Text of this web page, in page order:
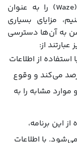
از دلایلی که باعث شده مسیریاب ویز (Waze) را به عنوان
مزایای بسیاری
به آن‌ها دسترسی
از:
استفاده از اطلاعات
رصد می‌کند و وقوع
مشابه را به
این برنامه،
با اطلاعات